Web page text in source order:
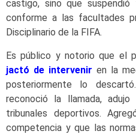
castigo, sino que
conforme a las facultades
Disciplinario de la FIFA.
Es público y notorio que el
jactó de intervenir en la
posteriormente lo
reconoció la llamada,
tribunales deportivos.
competencia y que las